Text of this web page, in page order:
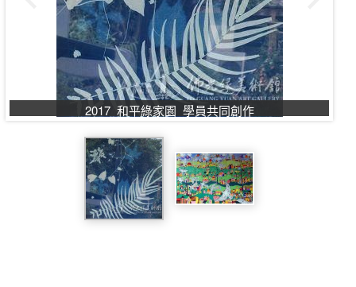
2017_和平綠家園_學員共同創作​